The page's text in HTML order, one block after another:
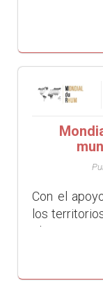
divertidos
Con el apoyo de: Un
los
El ron no
fruto de un